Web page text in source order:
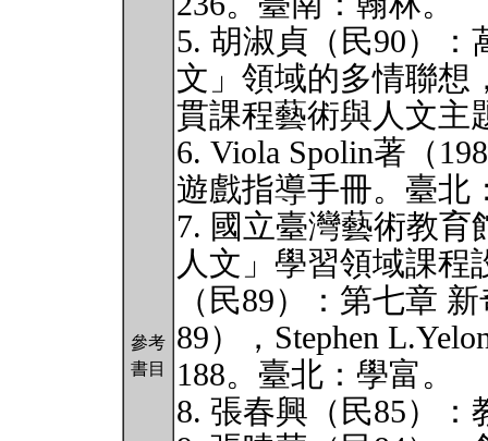
參考
書目
5. 胡淑貞（民90）
文」領域的多情聯想
貫課程藝術與人文主
6. Viola Spolin著（
遊戲指導手冊。臺北
7. 國立臺灣藝術教育
人文」學習領域課程
（民89）：第七章
89），Stephen
188。臺北：學富。
8. 張春興（民85）